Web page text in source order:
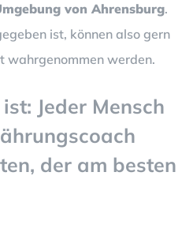
von Ahrensburg.
ist, können also gern
wahrgenommen werden.
Jeder Mensch
der am besten